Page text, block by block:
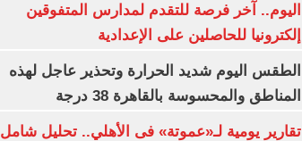
اليوم.. آخر فرصة للتقدم لمدارس المتفوقين
إلكترونيا للحاصلين على الإعدادية
الطقس اليوم شديد الحرارة وتحذير عاجل لهذه
المناطق والمحسوسة بالقاهرة 38 درجة
تقارير يومية لـ«عموتة» فى الأهلي.. تحليل شامل